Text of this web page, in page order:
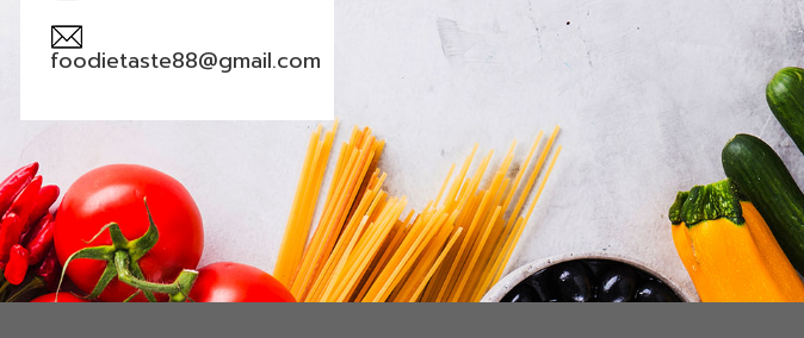
foodietaste88@gmail.com